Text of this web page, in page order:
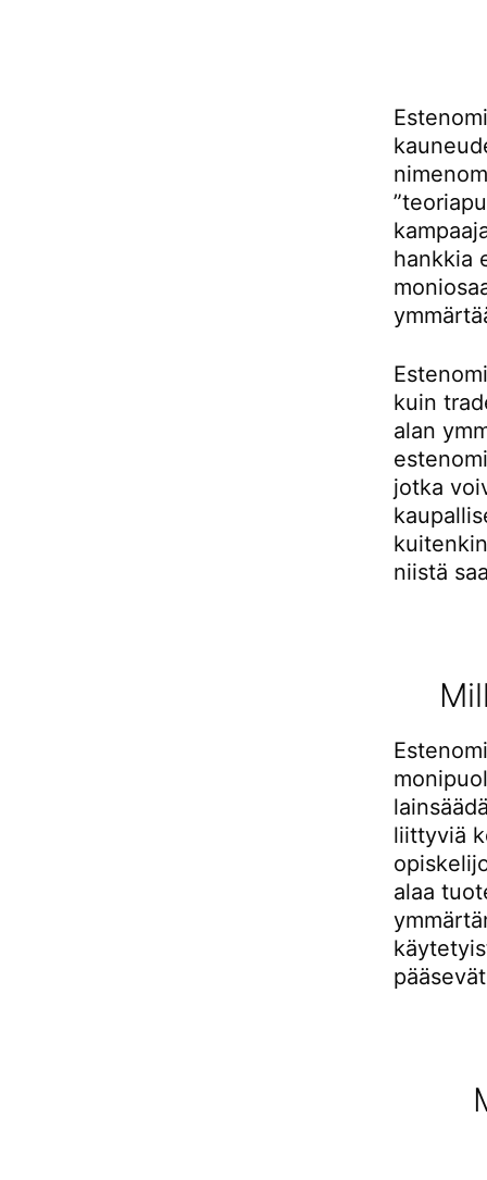
hankkia
kuin
alan
jotka
niistä
liittyviä
alaa